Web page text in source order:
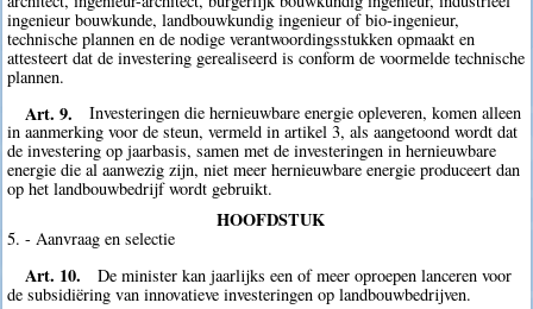
ingenieur bouwkunde, landbouwkundig ingenieur of bio-ingenieur,
technische plannen en de nodige verantwoordingsstukken opmaakt en
attesteert dat de investering gerealiseerd is conform de voormelde technische
plannen.
Art. 9.
Investeringen die hernieuwbare energie opleveren, komen alleen
in aanmerking voor de steun, vermeld in artikel 3, als aangetoond wordt dat
de investering op jaarbasis, samen met de investeringen in hernieuwbare
energie die al aanwezig zijn, niet meer hernieuwbare energie produceert dan
op het landbouwbedrijf wordt gebruikt.
HOOFDSTUK
5. - Aanvraag en selectie
Art. 10.
De minister kan jaarlijks een of meer oproepen lanceren voor
de subsidiëring van innovatieve investeringen op landbouwbedrijven.